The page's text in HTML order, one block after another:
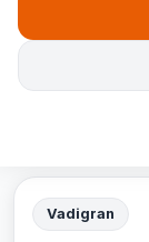
Vadigran